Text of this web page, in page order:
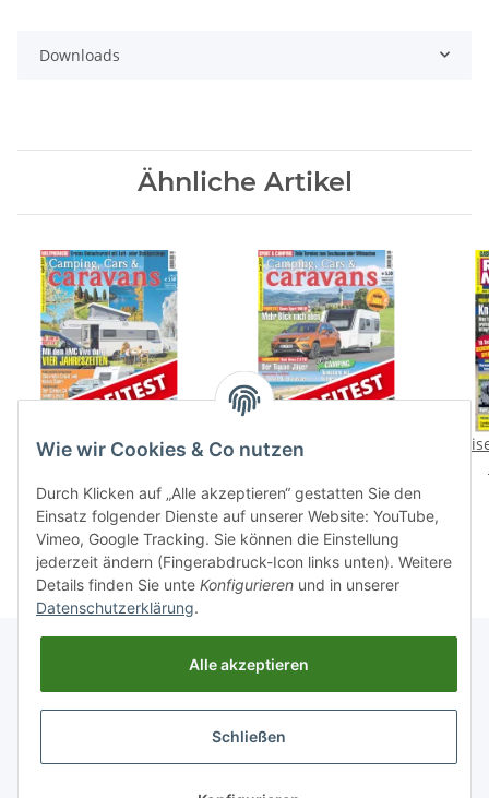
Downloads
Ähnliche Artikel
Profitest: LMC Vivo 522 K
Profitest: Knaus Sport
1,99 €*
Informationen
Gesetzliche Informationen
Wie wir Cookies & Co nutzen
Durch Klicken auf „Alle akzeptieren“ gestatten Sie den
Einsatz folgender Dienste auf unserer Website: YouTube,
Vimeo, Google Tracking. Sie können die Einstellung
jederzeit ändern (Fingerabdruck-Icon links unten). Weitere
Details finden Sie unte Konfigurieren und in unserer
Datenschutzerklärung.
Alle akzeptieren
Schließen